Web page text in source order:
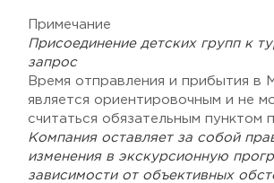
Примечание
Присоединение детских групп к
запрос
Время отправления и прибытия в
является ориентировочным и не
считаться обязательным пунктом
Компания оставляет за собой
изменения в экскурсионную
зависимости от объективных